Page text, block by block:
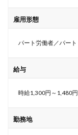
雇用形態
パート労働者／パート
給与
時給1,300円～1,480円
勤務地